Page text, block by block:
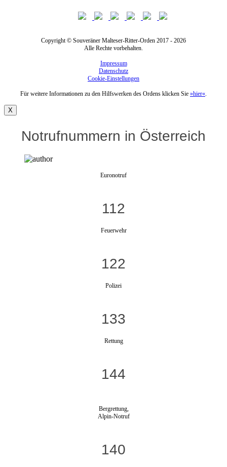
Copyright © Souveräner Malteser-Ritter-Orden 2017 - 2026
Alle Rechte vorbehalten.
Impressum
Datenschutz
Cookie-Einstellungen
Für weitere Informationen zu den Hilfswerken des Ordens klicken Sie »hier«.
X
Notrufnummern in Österreich
Euronotruf
112
Feuerwehr
122
Polizei
133
Rettung
144
Bergrettung,
Alpin-Notruf
140